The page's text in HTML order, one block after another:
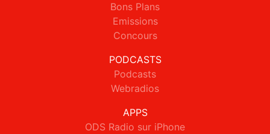
Bons Plans
Emissions
Concours
PODCASTS
Podcasts
Webradios
APPS
ODS Radio sur iPhone